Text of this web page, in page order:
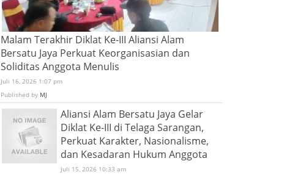
Malam Terakhir Diklat Ke-III Aliansi Alam
Bersatu Jaya Perkuat Keorganisasian dan
Soliditas Anggota Menulis
Juli 16, 2026 1:07 pm
Published by MJ
Aliansi Alam Bersatu Jaya Gelar
Diklat Ke-III di Telaga Sarangan,
Perkuat Karakter, Nasionalisme,
dan Kesadaran Hukum Anggota
Juli 15, 2026 10:33 am